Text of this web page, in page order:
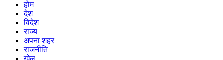
होम
देश
विदेश
राज्य
अपना शहर
राजनीति